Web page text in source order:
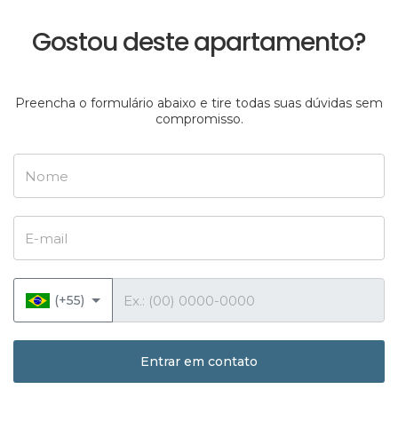
Gostou deste apartamento?
Preencha o formulário abaixo e tire todas suas dúvidas sem
compromisso.
(+55)
Entrar em contato